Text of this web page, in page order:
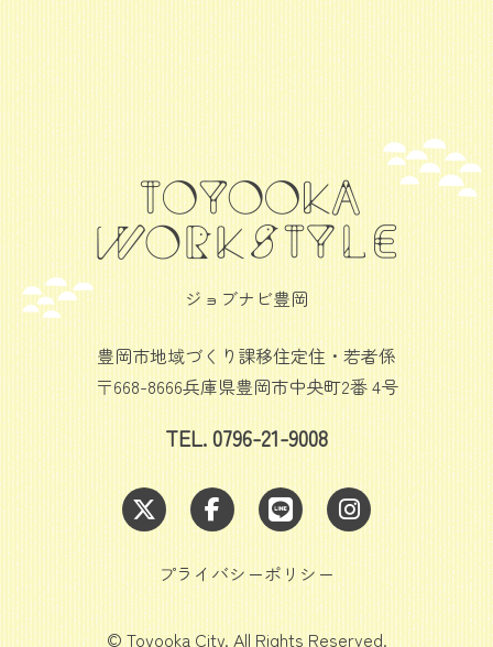
ジョブナビ豊岡
豊岡市地域づくり課移住定住・若者係
〒668-8666兵庫県豊岡市中央町2番 4号
TEL. 0796-21-9008
プライバシーポリシー
© Toyooka City. All Rights Reserved.